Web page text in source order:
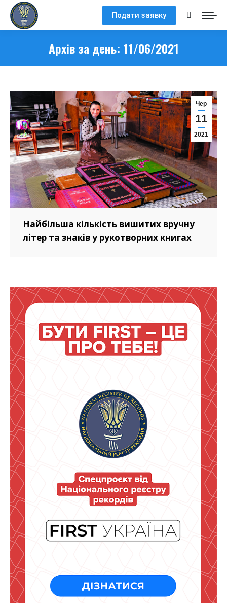
Подати заявку Search:
Архів за день: 11/06/2021
Чер
11
2021
Найбільша кількість вишитих вручну
літер та знаків у рукотворних книгах